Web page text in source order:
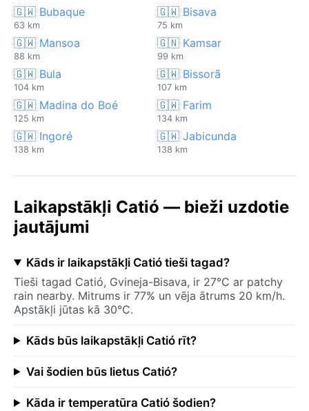
🇬🇼 Bubaque
63 km
🇬🇼 Bisava
75 km
🇬🇼 Mansoa
88 km
🇬🇳 Kamsar
99 km
🇬🇼 Bula
104 km
🇬🇼 Bissorã
107 km
🇬🇼 Madina do Boé
125 km
🇬🇼 Farim
134 km
🇬🇼 Ingoré
138 km
🇬🇼 Jabicunda
138 km
Laikapstākļi Catió — bieži uzdotie
jautājumi
Kāds ir laikapstākļi Catió tieši tagad?
Tieši tagad Catió, Gvineja-Bisava, ir 27°C ar patchy
rain nearby. Mitrums ir 77% un vēja ātrums 20 km/h.
Apstākļi jūtas kā 30°C.
Kāds būs laikapstākļi Catió rīt?
Vai šodien būs lietus Catió?
Kāda ir temperatūra Catió šodien?